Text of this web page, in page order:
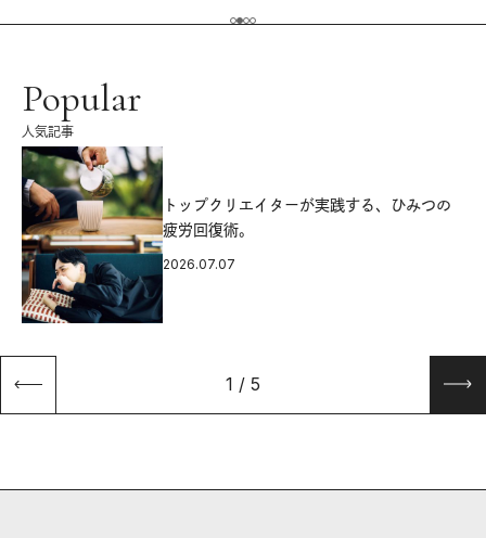
Popular
人気記事
トップクリエイターが実践する、ひみつの
疲労回復術。
2026.07.07
1 / 5